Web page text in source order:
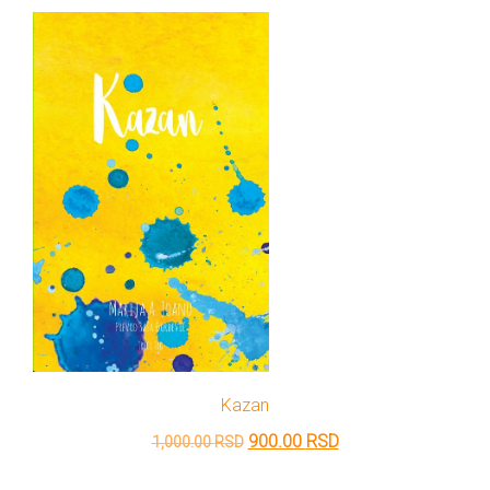
bila:
Kazan
1,000.00RSD Originalna
900.00 RSDTrenutna